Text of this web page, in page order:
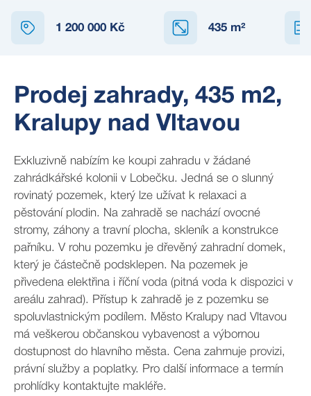
1 200 000 Kč 435 m²
Prodej zahrady, 435 m2,
Kralupy nad Vltavou
Exkluzivně nabízím ke koupi zahradu v žádané
zahrádkářské kolonii v Lobečku. Jedná se o slunný
rovinatý pozemek, který lze užívat k relaxaci a
pěstování plodin. Na zahradě se nachází ovocné
stromy, záhony a travní plocha, skleník a konstrukce
pařníku. V rohu pozemku je dřevěný zahradní domek,
který je částečně podsklepen. Na pozemek je
přivedena elektřina i říční voda (pitná voda k dispozici v
areálu zahrad). Přístup k zahradě je z pozemku se
spoluvlastnickým podílem. Město Kralupy nad Vltavou
má veškerou občanskou vybavenost a výbornou
dostupnost do hlavního města. Cena zahrnuje provizi,
právní služby a poplatky. Pro další informace a termín
prohlídky kontaktujte makléře.